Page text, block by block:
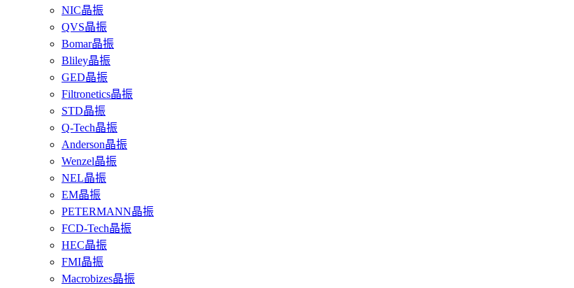
NIC晶振
QVS晶振
Bomar晶振
Bliley晶振
GED晶振
Filtronetics晶振
STD晶振
Q-Tech晶振
Anderson晶振
Wenzel晶振
NEL晶振
EM晶振
PETERMANN晶振
FCD-Tech晶振
HEC晶振
FMI晶振
Macrobizes晶振